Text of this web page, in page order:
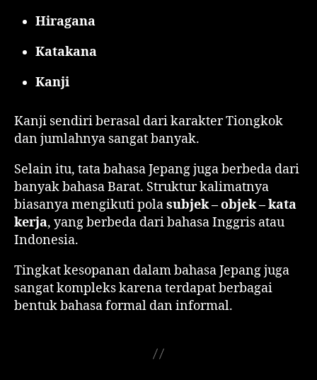
Hiragana
Katakana
Kanji
Kanji sendiri berasal dari karakter Tiongkok
dan jumlahnya sangat banyak.
Selain itu, tata bahasa Jepang juga berbeda dari
banyak bahasa Barat. Struktur kalimatnya
biasanya mengikuti polasubjek – objek – kata
kerja, yang berbeda dari bahasa Inggris atau
Indonesia.
Tingkat kesopanan dalam bahasa Jepang juga
sangat kompleks karena terdapat berbagai
bentuk bahasa formal dan informal.